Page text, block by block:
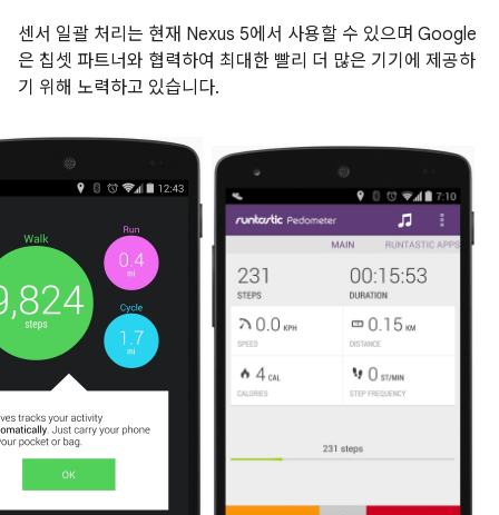
센서 일괄 처리는 현재 Nexus 5에서 사용할 수 있으며 Google
은 칩셋 파트너와 협력하여 최대한 빨리 더 많은 기기에 제공하
기 위해 노력하고 있습니다.